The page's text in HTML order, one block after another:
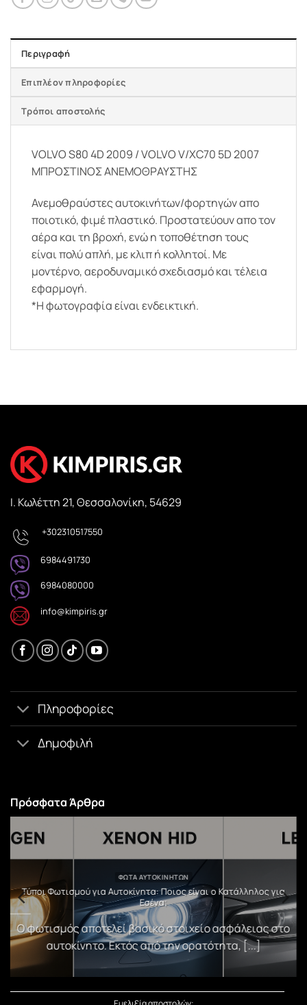
Περιγραφή
Επιπλέον πληροφορίες
Τρόποι αποστολής
VOLVO S80 4D 2009 / VOLVO V/XC70 5D 2007
ΜΠΡΟΣΤΙΝΟΣ ΑΝΕΜΟΘΡΑΥΣΤΗΣ
Ανεμοθραύστες αυτοκινήτων/φορτηγών απο
ποιοτικό, φιμέ πλαστικό. Προστατεύουν απο τον
αέρα και τη βροχή, ενώ η τοποθέτηση τους
είναι πολύ απλή, με κλιπ ή κολλητοί. Με
μοντέρνο, αεροδυναμικό σχεδιασμό και τέλεια
εφαρμογή.
*Η φωτογραφία είναι ενδεικτική.
Ι. Κωλέττη 21, Θεσσαλονίκη, 54629
+302310517550
6984491730
6984080000
info@kimpiris.gr
Πληροφορίες
Δημοφιλή
Πρόσφατα Άρθρα
ΦΏΤΑ ΑΥΤΟΚΙΝΉΤΩΝ
Τύποι Φωτισμού για Αυτοκίνητα: Ποιος είναι ο Κατάλληλος για
Εσένα;
Ο φωτισμός αποτελεί βασικό στοιχείο ασφάλειας στο
αυτοκίνητο. Εκτός από την ορατότητα, [...]